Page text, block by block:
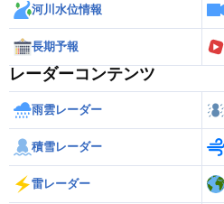
河川水位情報
長期予報
レーダーコンテンツ
雨雲レーダー
積雪レーダー
雷レーダー